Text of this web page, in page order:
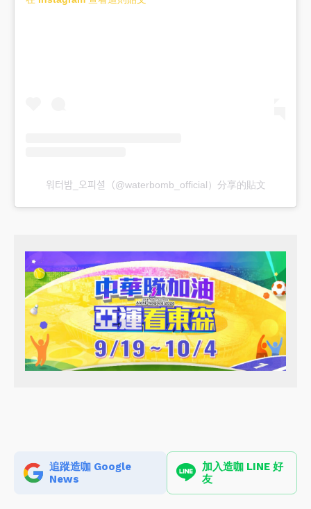
워터밤_오피셜（@waterbomb_official）分享的貼文
追蹤造咖 Google
News
加入造咖 LINE 好
友